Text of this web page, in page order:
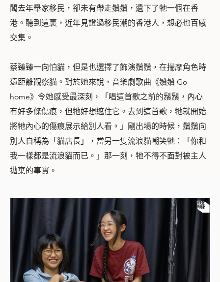
闆去年舉家移民，卻未有帶走鬚鬚，遺下了牠一個在香
港。聽到這裏，近年見證過移民潮的香港人，想必也百感
交集。
蔡臻臻一向怕貓，但是也選擇了飾演鬚鬚，在揣摩角色時
遠距離觀察貓。對於她來說，音樂劇歌曲《鬚鬚 Go
home》令她感受最深刻，「 唱這首歌之前的鬚鬚，內心
有好多條傷痕，但牠好想遮住它。去到這首歌，牠就開始
將牠內心的傷痕展示給別人看。」剛出場的時候，鬚鬚向
別人自稱為「貓店長」，當另一隻流浪貓嘲笑牠：「你和
我一樣都是流浪貓而已。」那一刻，牠不得不面對被主人
拋棄的事實。